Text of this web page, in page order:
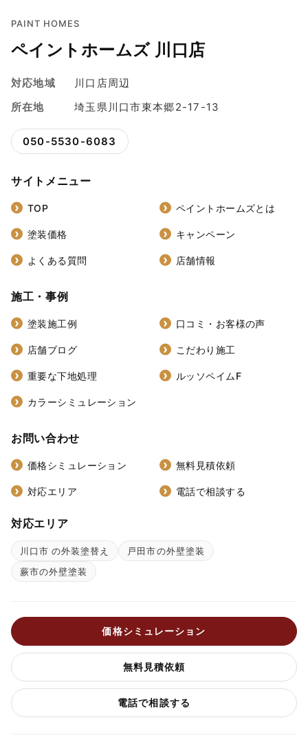
PAINT HOMES
ペイントホームズ 川口店
対応地域
川口店周辺
所在地
埼玉県川口市東本郷2-17-13
050-5530-6083
サイトメニュー
TOP ペイントホームズとは
塗装価格 キャンペーン
よくある質問 店舗情報
施工・事例
塗装施工例 口コミ・お客様の声
店舗ブログ こだわり施工
重要な下地処理 ルッソペイムF
カラーシミュレーション
お問い合わせ
価格シミュレーション 無料見積依頼
対応エリア 電話で相談する
対応エリア
川口市 の外装塗替え
戸田市の外壁塗装
蕨市の外壁塗装
価格シミュレーション
無料見積依頼
電話で相談する